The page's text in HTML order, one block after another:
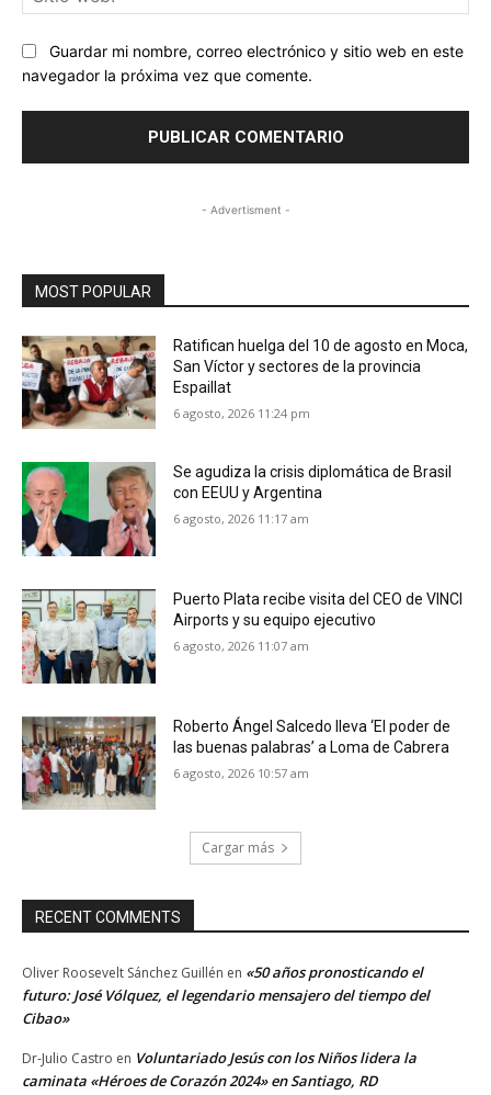
Guardar mi nombre, correo electrónico y sitio web en este
navegador la próxima vez que comente.
- Advertisment -
MOST POPULAR
Ratifican huelga del 10 de agosto en Moca,
San Víctor y sectores de la provincia
Espaillat
6 agosto, 2026 11:24 pm
Se agudiza la crisis diplomática de Brasil
con EEUU y Argentina
6 agosto, 2026 11:17 am
Puerto Plata recibe visita del CEO de VINCI
Airports y su equipo ejecutivo
6 agosto, 2026 11:07 am
Roberto Ángel Salcedo lleva ‘El poder de
las buenas palabras’ a Loma de Cabrera
6 agosto, 2026 10:57 am
Cargar más
RECENT COMMENTS
Oliver Roosevelt Sánchez Guillén en «50 años pronosticando el
futuro: José Vólquez, el legendario mensajero del tiempo del
Cibao»
Dr-Julio Castro en Voluntariado Jesús con los Niños lidera la
caminata «Héroes de Corazón 2024» en Santiago, RD